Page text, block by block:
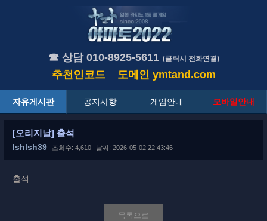
☎ 상담 010-8925-5611 (클릭시 전화연결)
추천인코드 도메인 ymtand.com
자유게시판 공지사항 게임안내 모바일안내
[오리지날] 출석
lshlsh39 조회수: 4,610 날짜: 2026-05-02 22:43:46
출석
목록으로